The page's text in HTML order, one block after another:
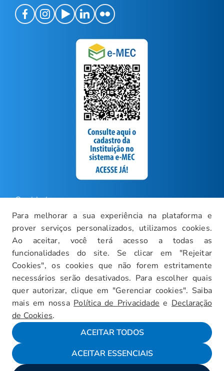
Para melhorar a sua experiência na plataforma e
prover serviços personalizados, utilizamos cookies.
Ao aceitar, você terá acesso a todas as
funcionalidades do site. Se clicar em "Rejeitar
Cookies", os cookies que não forem estritamente
necessários serão desativados. Para escolher quais
quer autorizar, clique em "Gerenciar cookies". Saiba
mais em nossa Política de Privacidade e Declaração
de Cookies.
ACEITAR TODOS
ACEITAR ESSENCIAIS
Ouvidoria
Carreiras
Intranet
Política de Privacidade
Documentos Institucionais
Faça um Tour Virtual
Blog
Mapa do Site
Fale conosco